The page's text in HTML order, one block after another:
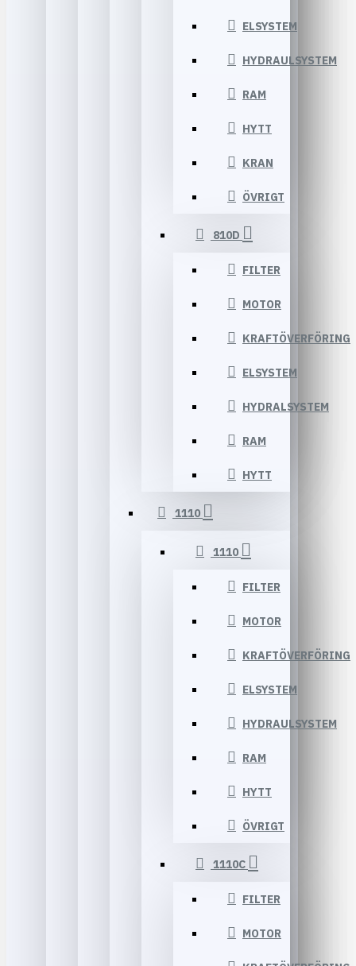
ELSYSTEM
HYDRAULSYSTEM
RAM
HYTT
KRAN
ÖVRIGT
810D
FILTER
MOTOR
KRAFTÖVERFÖRING
ELSYSTEM
HYDRALSYSTEM
RAM
HYTT
1110
1110
FILTER
MOTOR
KRAFTÖVERFÖRING
ELSYSTEM
HYDRAULSYSTEM
RAM
HYTT
ÖVRIGT
1110C
FILTER
MOTOR